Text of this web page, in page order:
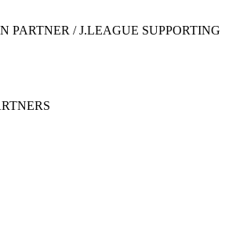
PARTNER / J.LEAGUE SUPPORTING